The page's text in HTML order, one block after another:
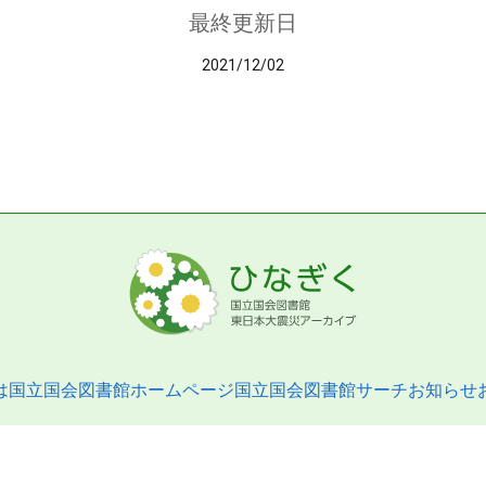
最終更新日
2021/12/02
国立国会図書館ホームページ国立国会図書館サーチお知らせ